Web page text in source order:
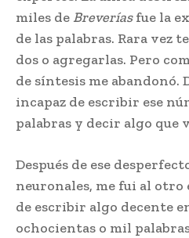
miles de Breveríasfue la
de las palabras. Rara vez
dos o agregarlas. Pero
de síntesis me abandonó.
incapaz de escribir ese
palabras y decir algo que
Después de ese
neuronales, me fui al otro
de escribir algo decente
ochocientas o mil